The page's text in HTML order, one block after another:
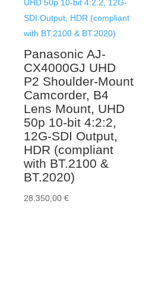
Panasonic AJ-
CX4000GJ UHD
P2 Shoulder-Mount
Camcorder, B4
Lens Mount, UHD
50p 10-bit 4:2:2,
12G-SDI Output,
HDR (compliant
with BT.2100 &
BT.2020)
28.350,00 €